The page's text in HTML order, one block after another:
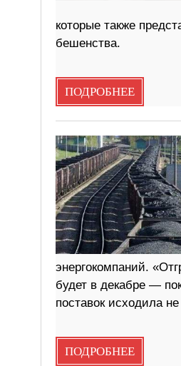
которые также
бешенства.
ПОДРОБНЕЕ
энергокомпаний.
будет в декабре —
поставок исходила
ПОДРОБНЕЕ